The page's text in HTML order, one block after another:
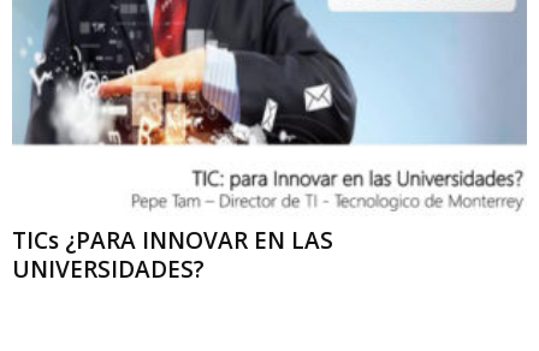
TICs ¿PARA INNOVAR EN LAS
UNIVERSIDADES?